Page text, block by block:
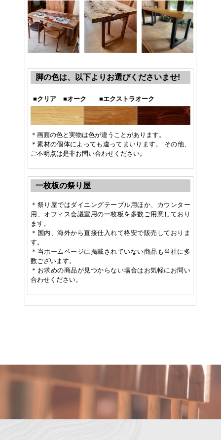
脚の色は、以下よりお選びくださいませ!
■クリア ■オーク ■エクストラオーク
＊画面の色と実物は色が違うことがあります。
＊素材の個体によっても違ってまいります。 その他、
ご不明点は是非お問い合わせください。
一枚板の祭り屋
＊祭り屋ではダイニングテーブル用ほか、カウンター
用、オフィス会議室用の一枚板を多数ご用意しており
ます。
＊国内、海外から直接仕入れて格安で販売しておりま
す。
＊当ホームページに掲載されていない商品も当社に多
数ございます。
＊お求めの商品が見つからない場合はお気軽にお問い
合わせください。